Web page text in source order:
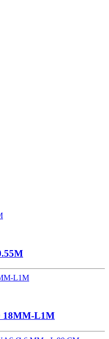
18MM-L1M